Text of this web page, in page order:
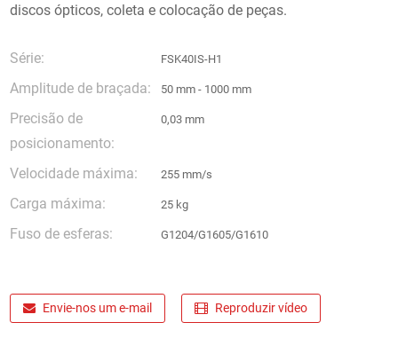
discos ópticos, coleta e colocação de peças.
Série: FSK40IS-H1
Amplitude de braçada: 50 mm - 1000 mm
Precisão de
posicionamento:
0,03 mm
Velocidade máxima: 255 mm/s
Carga máxima: 25 kg
Fuso de esferas: G1204/G1605/G1610
Envie-nos um e-mail Reproduzir vídeo